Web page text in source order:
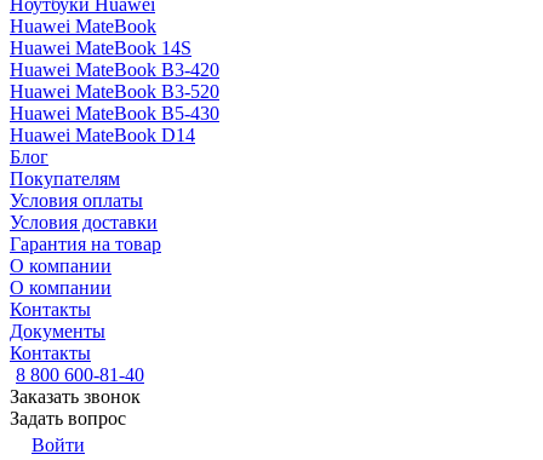
Ноутбуки Huawei
Huawei MateBook
Huawei MateBook 14S
Huawei MateBook B3-420
Huawei MateBook B3-520
Huawei MateBook B5-430
Huawei MateBook D14
Блог
Покупателям
Условия оплаты
Условия доставки
Гарантия на товар
О компании
О компании
Контакты
Документы
Контакты
8 800 600-81-40
Заказать звонок
Задать вопрос
Войти